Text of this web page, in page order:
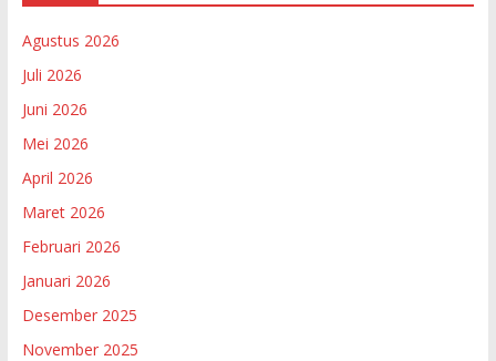
Agustus 2026
Juli 2026
Juni 2026
Mei 2026
April 2026
Maret 2026
Februari 2026
Januari 2026
Desember 2025
November 2025